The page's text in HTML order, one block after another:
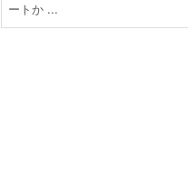
ートか ...